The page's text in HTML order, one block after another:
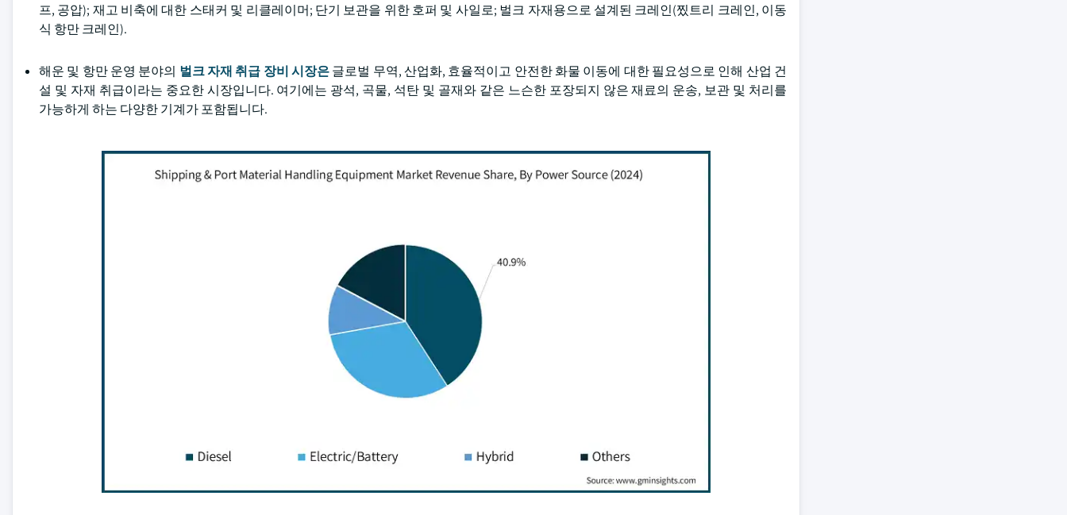
프, 공압); 재고 비축에 대한 스태커 및 리클레이머; 단기 보관을 위한 호퍼 및 사일로; 벌크 자재용으로 설계된 크레인(찠트리 크레인, 이동
식 항만 크레인).
해운 및 항만 운영 분야의 벌크 자재 취급 장비 시장은글로벌 무역, 산업화, 효율적이고 안전한 화물 이동에 대한 필요성으로 인해 산업 건
설 및 자재 취급이라는 중요한 시장입니다. 여기에는 광석, 곡물, 석탄 및 골재와 같은 느슨한 포장되지 않은 재료의 운송, 보관 및 처리를
가능하게 하는 다양한 기계가 포함됩니다.